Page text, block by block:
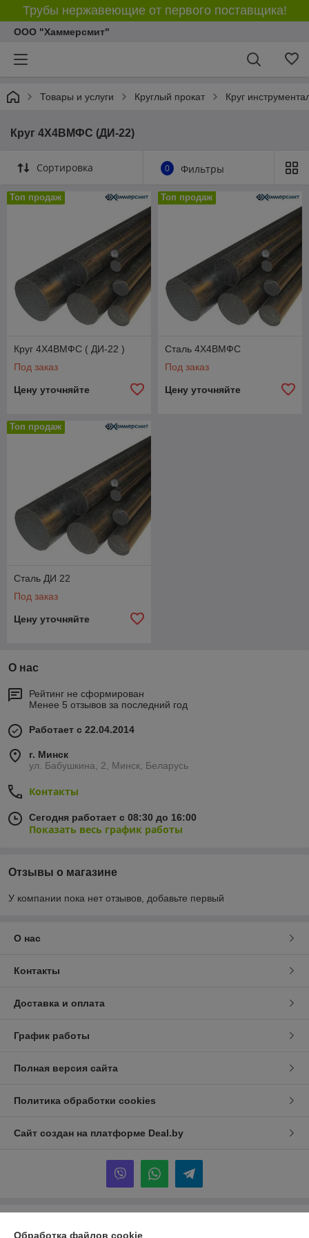
Трубы нержавеющие от первого поставщика!
ООО "Хаммерсмит"
Товары и услуги Круглый прокат Круг
Круг 4Х4ВМФС (ДИ-22)
Сортировка 0 Фильтры
Топ продаж
Круг 4Х4ВМФС ( ДИ-22 )
Под заказ
Цену уточняйте
Топ продаж
Сталь 4Х4ВМФС
Под заказ
Цену уточняйте
Топ продаж
Сталь ДИ 22
Под заказ
Цену уточняйте
О нас
Рейтинг не сформирован
Менее 5 отзывов за последний год
Работает с 22.04.2014
г. Минск
ул. Бабушкина, 2, Минск, Беларусь
Контакты
Сегодня работает с 08:30 до 16:00
Показать весь график работы
Отзывы о магазине
У компании пока нет отзывов, добавьте первый
О нас
Контакты
Доставка и оплата
График работы
Полная версия сайта
Политика обработки cookies
Сайт создан на платформе Deal.by
Обработка файлов cookie